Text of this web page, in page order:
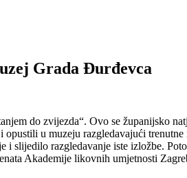
Grada Đurđevca
do zvijezda“. Ovo se županijsko
u muzeju razgledavajući
slijedilo razgledavanje iste izložbe.
Akademije likovnih umjetnosti